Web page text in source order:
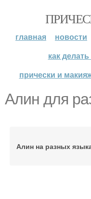
главная новости
как
прически и
Алин для
Алин на разных